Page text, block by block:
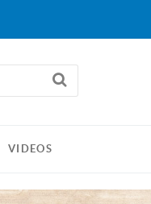
VIDEOS